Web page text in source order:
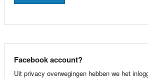
Facebook account?
Uit privacy overwegingen hebben we het